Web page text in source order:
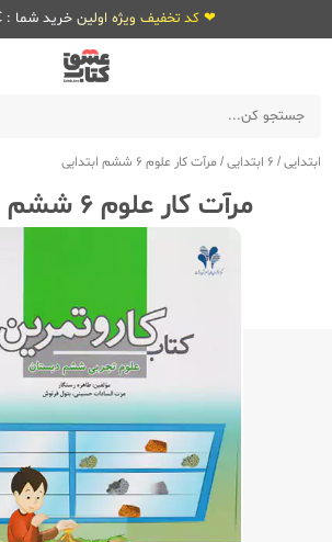
❤ کد تخفیف ویژه اولین خرید شما : KLC ❤
ابتدایی/ 6 ابتدایی / مرآت کار علوم 6 ششم ابتدایی
مرآت کار علوم 6 ششم ابتدایی